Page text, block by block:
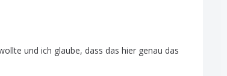
und ich glaube, dass das hier genau das